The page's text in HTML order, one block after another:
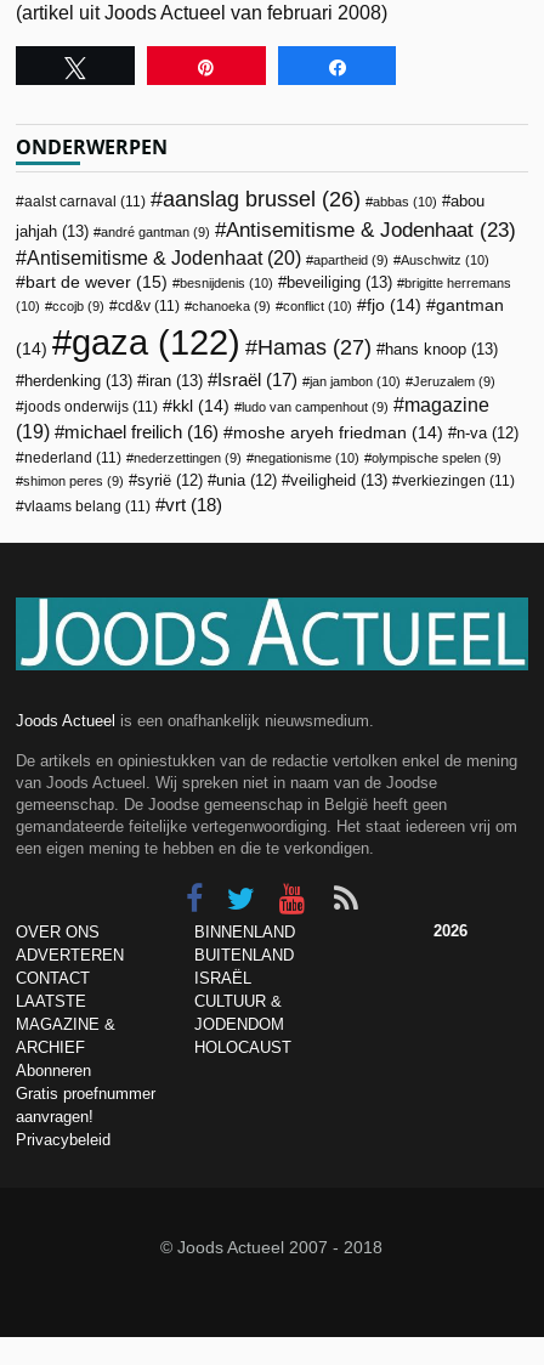
(artikel uit Joods Actueel van februari 2008)
ONDERWERPEN
aalst carnaval (11) aanslag brussel (26) abbas (10)
abou
jahjah (13) andré gantman (9) Antisemitisme & Jodenhaat (23)
Antisemitisme & Jodenhaat(20) apartheid (9) Auschwitz (10)
bart de wever (15) besnijdenis (10) beveiliging (13)
brigitte herremans
(10)
ccojb (9) cd&v (11) chanoeka (9) conflict (10) fjo (14) gantman
(14) gaza (122) Hamas (27) hans knoop (13)
herdenking (13) iran (13) Israël (17) jan jambon (10) Jeruzalem (9)
joods onderwijs (11) kkl (14) ludo van campenhout (9)
magazine
(19)
michael freilich (16) moshe aryeh friedman (14) n-va (12)
nederland (11) nederzettingen (9) negationisme (10) olympische spelen (9)
shimon peres (9) syrië (12) unia (12) veiligheid (13) verkiezingen (11)
vlaams belang (11) vrt (18)
Joods Actueel is een onafhankelijk nieuwsmedium.
De artikels en opiniestukken van de redactie vertolken enkel de mening
van Joods Actueel. Wij spreken niet in naam van de Joodse
gemeenschap. De Joodse gemeenschap in België heeft geen
gemandateerde feitelijke vertegenwoordiging. Het staat iedereen vrij om
een eigen mening te hebben en die te verkondigen.
OVER ONS
ADVERTEREN
CONTACT
LAATSTE
MAGAZINE &
ARCHIEF
Abonneren
Gratis proefnummer
aanvragen!
Privacybeleid
BINNENLAND
BUITENLAND
ISRAËL
CULTUUR &
JODENDOM
HOLOCAUST
2026
© Joods Actueel 2007 - 2018